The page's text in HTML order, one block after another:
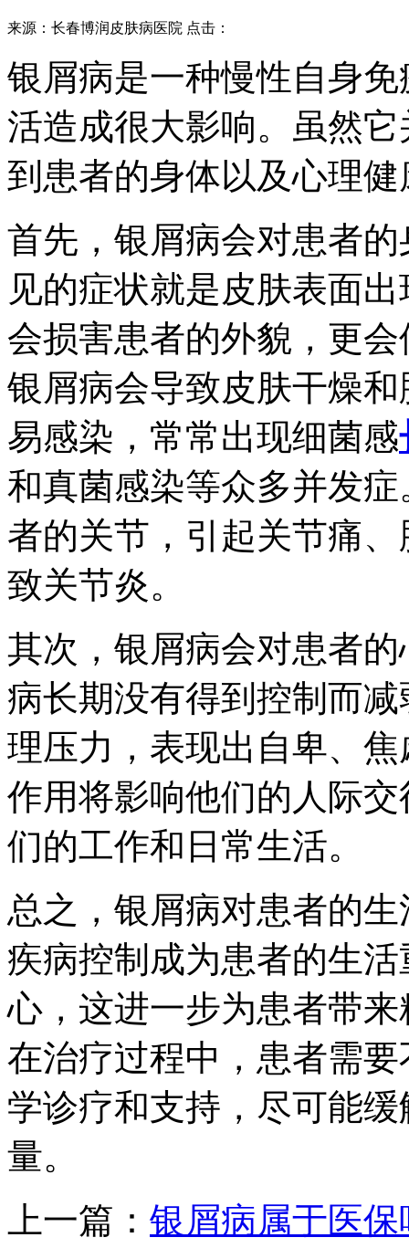
来源：长春博润皮肤病医院 点击：
银屑病是一种慢性自身
活造成很大影响。虽然
到患者的身体以及心理健
首先，银屑病会对患者
见的症状就是皮肤表面
会损害患者的外貌，更
银屑病会导致皮肤干燥
易感染，常常出现细菌感
和真菌感染等众多并发
者的关节，引起关节痛
致关节炎。
其次，银屑病会对患者
病长期没有得到控制而
理压力，表现出自卑、
作用将影响他们的人际
们的工作和日常生活。
总之，银屑病对患者的
疾病控制成为患者的生
心，这进一步为患者带
在治疗过程中，患者需
学诊疗和支持，尽可能
量。
上一篇： 银屑病属于医保